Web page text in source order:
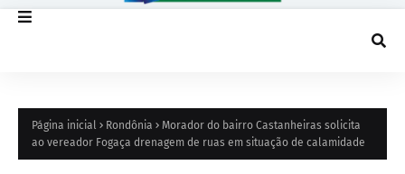
Página inicial Rondônia
Morador do bairro Castanheiras solicita
ao vereador Fogaça drenagem de ruas em situação de calamidade